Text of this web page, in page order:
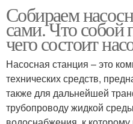
Собираем
сами. Что собой
чего состоит
Насосная станция – это
технических средств,
также для дальнейшей
трубопроводу жидкой